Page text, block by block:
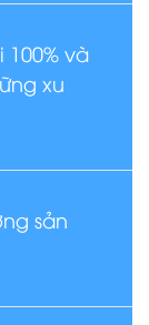
và
xu
sản